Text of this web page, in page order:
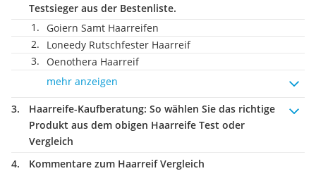
Testsieger aus der Bestenliste.
Goiern Samt Haarreifen
Loneedy Rutschfester Haarreif
Oenothera Haarreif
mehr anzeigen
Haarreife-Kaufberatung: So wählen Sie das richtige
Produkt aus dem obigen Haarreife Test oder
Vergleich
Kommentare zum Haarreif Vergleich